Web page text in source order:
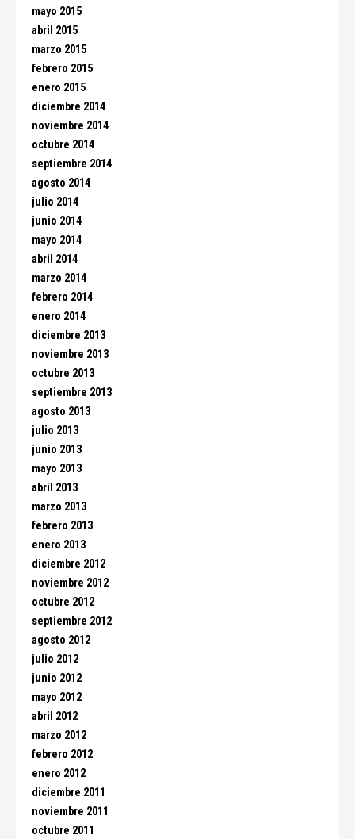
mayo 2015
abril 2015
marzo 2015
febrero 2015
enero 2015
diciembre 2014
noviembre 2014
octubre 2014
septiembre 2014
agosto 2014
julio 2014
junio 2014
mayo 2014
abril 2014
marzo 2014
febrero 2014
enero 2014
diciembre 2013
noviembre 2013
octubre 2013
septiembre 2013
agosto 2013
julio 2013
junio 2013
mayo 2013
abril 2013
marzo 2013
febrero 2013
enero 2013
diciembre 2012
noviembre 2012
octubre 2012
septiembre 2012
agosto 2012
julio 2012
junio 2012
mayo 2012
abril 2012
marzo 2012
febrero 2012
enero 2012
diciembre 2011
noviembre 2011
octubre 2011